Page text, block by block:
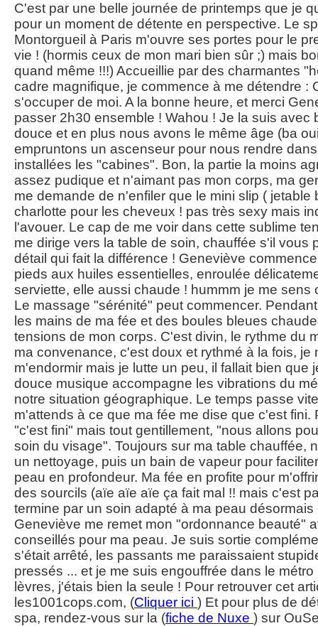
C'est par une belle journée de printemps que je
pour un moment de détente en perspective. Le
Montorgueil à Paris m'ouvre ses portes pour le
vie ! (hormis ceux de mon mari bien sûr ;) mais
quand même !!!) Accueillie par des charmantes
cadre magnifique, je commence à me détendre :
s'occuper de moi. A la bonne heure, et merci
passer 2h30 ensemble ! Wahou ! Je la suis avec
douce et en plus nous avons le même âge (ba
empruntons un ascenseur pour nous rendre
installées les "cabines". Bon, la partie la moins
assez pudique et n'aimant pas mon corps, ma
me demande de n'enfiler que le mini slip ( jetable
charlotte pour les cheveux ! pas très sexy mais
l'avouer. Le cap de me voir dans cette sublime
me dirige vers la table de soin, chauffée s'il vous
détail qui fait la différence ! Geneviève
pieds aux huiles essentielles, enroulée
serviette, elle aussi chaude ! hummm je me sens
Le massage "sérénité" peut commencer.
les mains de ma fée et des boules bleues
tensions de mon corps. C'est divin, le rythme du
ma convenance, c'est doux et rythmé à la fois, je
m'endormir mais je lutte un peu, il fallait bien que
douce musique accompagne les vibrations du
notre situation géographique. Le temps passe
m'attends à ce que ma fée me dise que c'est fini.
"c'est fini" mais tout gentillement, "nous allons
soin du visage". Toujours sur ma table chauffée,
un nettoyage, puis un bain de vapeur pour
peau en profondeur. Ma fée en profite pour
des sourcils (aïe aïe aïe ça fait mal !! mais c'est
termine par un soin adapté à ma peau désormais
Geneviève me remet mon "ordonnance beauté"
conseillés pour ma peau. Je suis sortie
s'était arrêté, les passants me paraissaient
pressés ... et je me suis engouffrée dans le
lèvres, j'étais bien la seule ! Pour retrouver cet
les1001cops.com, (Cliquer ici ) Et pour plus de
spa, rendez-vous sur la (fiche de Nuxe ) sur